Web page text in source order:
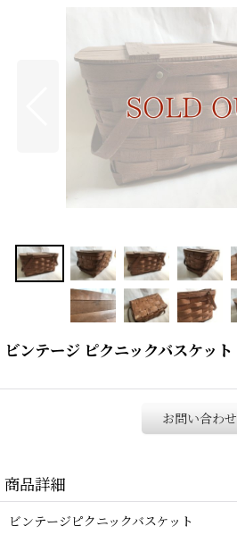
ビンテージ ピクニックバスケット
お問い合わせ
商品詳細
ビンテージピクニックバスケット